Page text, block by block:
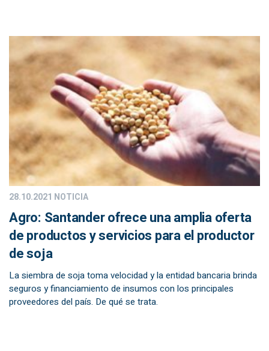
28.10.2021 NOTICIA
Agro: Santander ofrece una amplia oferta
de productos y servicios para el productor
de soja
La siembra de soja toma velocidad y la entidad bancaria brinda
seguros y financiamiento de insumos con los principales
proveedores del país. De qué se trata.